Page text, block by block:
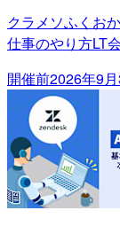
クラメソふくお
仕事のやり方LT
開催前2026年9